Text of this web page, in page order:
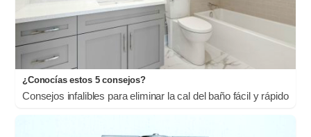
¿Conocías estos 5 consejos?
Consejos infalibles para eliminar la cal del baño fácil y rápido